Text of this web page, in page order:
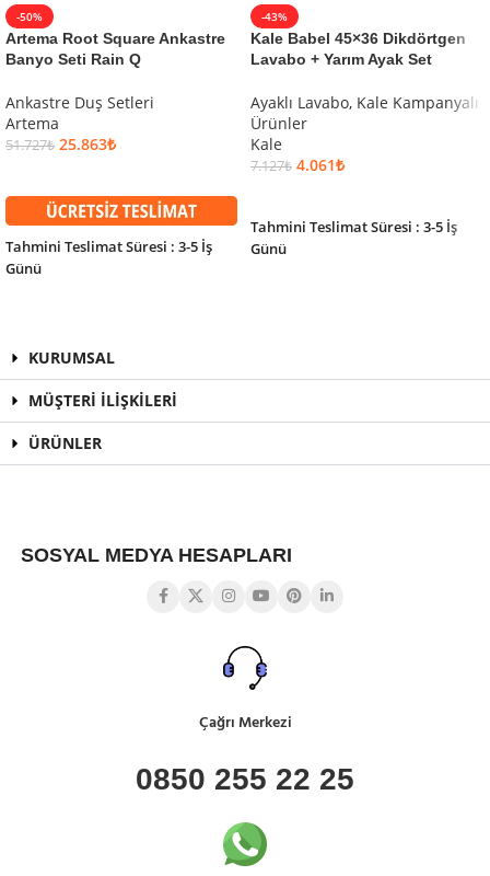
-50%
Artema Root Square Ankastre
Banyo Seti Rain Q
Ankastre Duş Setleri
Artema
51.727₺ 25.863₺
Tahmini Teslimat Süresi : 3-5 İş
Günü
-43%
Kale Babel 45×36 Dikdörtgen
Lavabo + Yarım Ayak Set
Ayaklı Lavabo, Kale Kampanyalı
Ürünler
Kale
7.127₺ 4.061₺
Tahmini Teslimat Süresi : 3-5 İş
Günü
KURUMSAL
MÜŞTERİ İLİŞKİLERİ
ÜRÜNLER
SOSYAL MEDYA HESAPLARI
Çağrı Merkezi
0850 255 22 25